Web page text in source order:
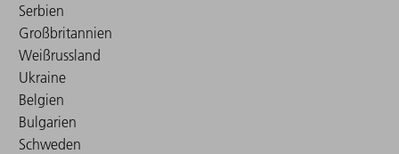
Serbien
Großbritannien
Weißrussland
Ukraine
Belgien
Bulgarien
Schweden